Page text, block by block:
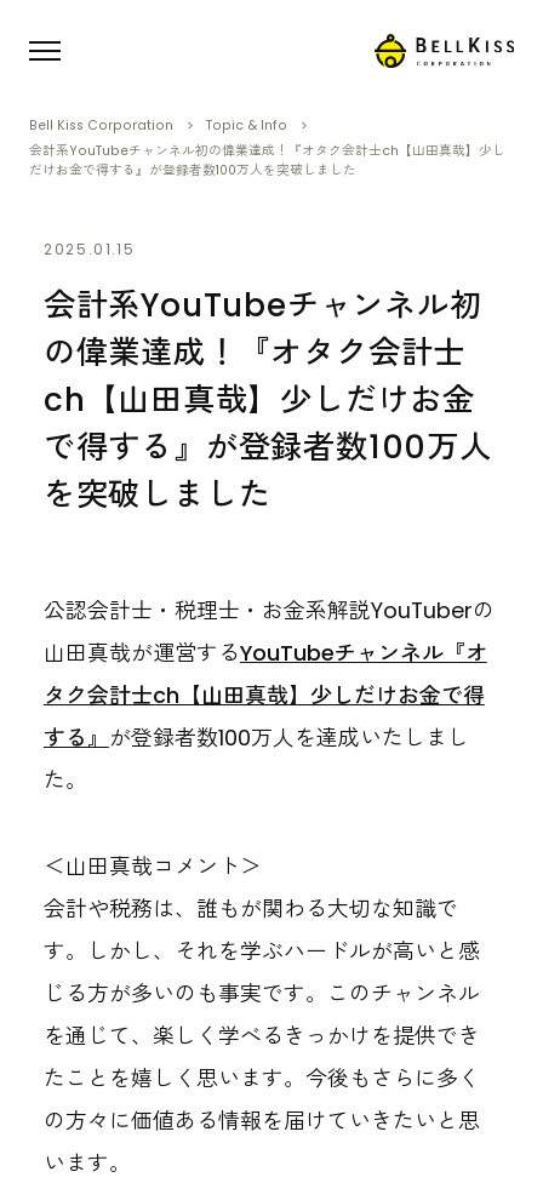
Bell Kiss Corporation
Topic & Info
会計系YouTubeチャンネル初の偉業達成！『オタク会計士ch【山田真哉】少し
だけお金で得する』が登録者数100万人を突破しました
2025.01.15
会計系YouTubeチャンネル初
の偉業達成！『オタク会計士
ch【山田真哉】少しだけお金
で得する』が登録者数100万人
を突破しました
公認会計士・税理士・お金系解説YouTuberの
山田真哉が運営するYouTubeチャンネル『オ
タク会計士ch【山田真哉】少しだけお金で得
する』 が登録者数100万人を達成いたしまし
た。
＜山田真哉コメント＞
会計や税務は、誰もが関わる大切な知識で
す。しかし、それを学ぶハードルが高いと感
じる方が多いのも事実です。このチャンネル
を通じて、楽しく学べるきっかけを提供でき
たことを嬉しく思います。今後もさらに多く
の方々に価値ある情報を届けていきたいと思
います。